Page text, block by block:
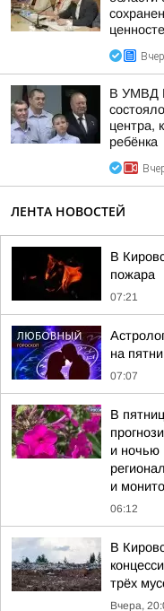
В УМВД
центра,
ребёнка
ЛЕНТА НОВОСТЕЙ
В
пожара
07:21
на
07:07
В
и ночью
и
06:12
В
трёх
Вчера,